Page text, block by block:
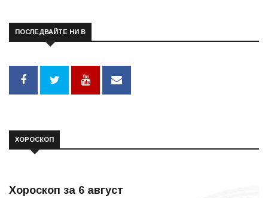
ПОСЛЕДВАЙТЕ НИ В
ХОРОСКОП
Хороскоп за 6 август